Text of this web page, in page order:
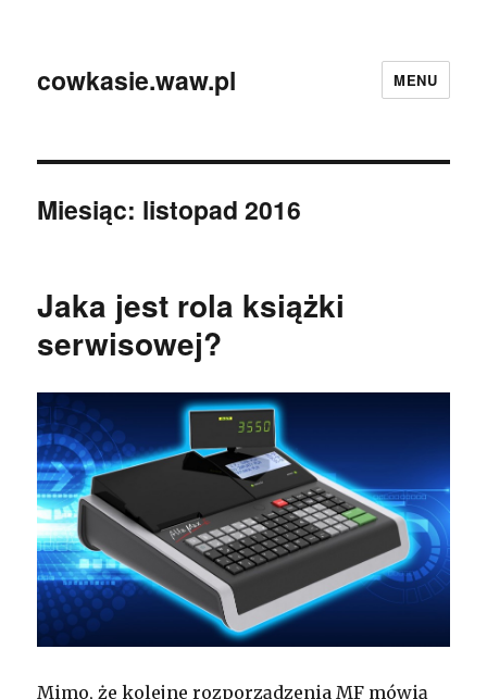
cowkasie.waw.pl MENU
Miesiąc: listopad 2016
Jaka jest rola książki
serwisowej?
Mimo, że kolejne rozporządzenia MF mówią